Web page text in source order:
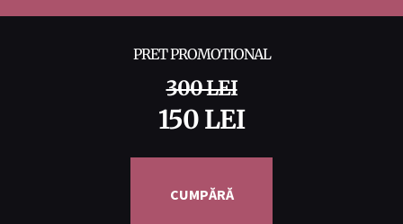
PRET PROMOTIONAL
300 LEI
150 LEI
CUMPĂRĂ